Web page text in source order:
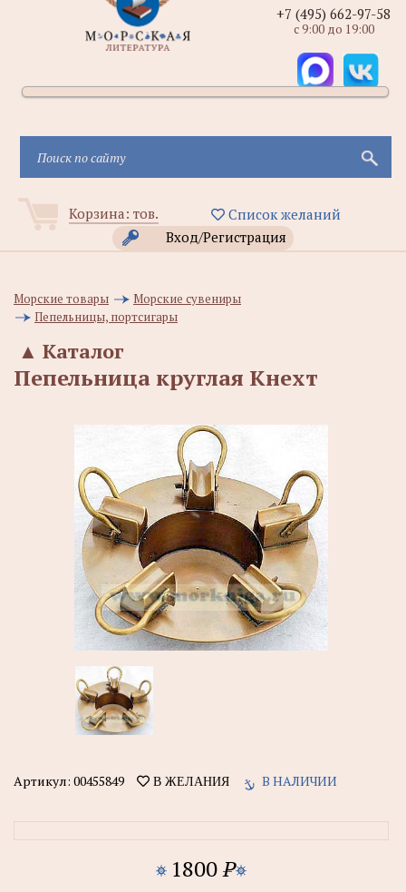
Корзина: тов.
Список желаний
Вход/Регистрация
+7 (495) 662-97-58
с 9:00 до 19:00
Морские товары
Морские сувениры
Пепельницы, портсигары
Каталог
▲
Пепельница круглая Кнехт
Артикул: 00455849 В ЖЕЛАНИЯ В НАЛИЧИИ
1800P